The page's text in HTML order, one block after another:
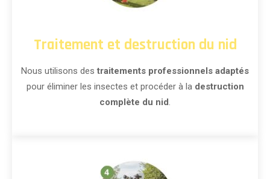
Traitement et destruction du nid
Nous utilisons des traitements professionnels adaptés
pour éliminer les insectes et procéder à la destruction
complète du nid